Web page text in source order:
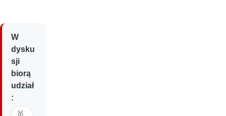
W
dysku
sji
biorą
udział
:
🥇